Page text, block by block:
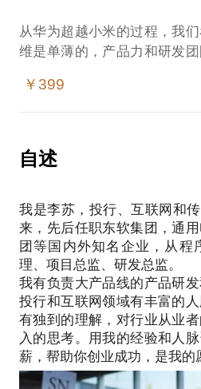
从华为超越小米的过程，我
维是单薄的，产品力和研发
产品经理，致力于从事产品
BAT等互联网巨头的产品研发
如何快速成为产品管理和研发
验，曾领导研发金蝶EAS
户尖叫的产品，曾任腾讯
活跃在业内的产品管理高手
与你分享的内容包括：
解密互联网企业及IT名企产品
阐述打造高品质产品的核心
助力成为真正的产品管理和
PS.在选择与我见面前，请把
方便我做更精确的准备，提
￥399
自述
我是李苏，投行、互联网和
来，先后任职东软集团，通
团等国内外知名企业，从程
理、项目总监、研发总监。
我有负责大产品线的产品研
投行和互联网领域有丰富的
有独到的理解，对行业从业
入的思考。用我的经验和人